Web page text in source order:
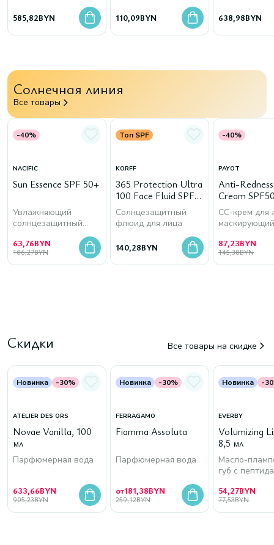
585,82BYN 110,09BYN 638,98BYN
Солнечная линия
Все товары
-40%
NACIFIC
Sun Essence SPF 50+
Увлажняющий
солнцезащитный
63,76BYN
106,27BYN
Топ SPF
KORFF
365 Protection Ultra
100 Face Fluid SPF
50+
Солнцезащитный
флюид для лица
140,28BYN
-40%
PAYOT
Anti-
Cream
СС-крем для
маскирующий
87,23BYN
145,38BYN
Скидки Все товары на скидке
Новинка -30%
ATELIER DES ORS
Novae Vanilla, 100
мл
Парфюмерная вода
633,66BYN
905,23BYN
Новинка -30%
FERRAGAMO
Fiamma Assoluta
Парфюмерная вода
от181,38BYN
259,12BYN
Новинка -
EVERBY
Volumizing
8,5 мл
Масло-
губ с
54,27BYN
77,53BYN